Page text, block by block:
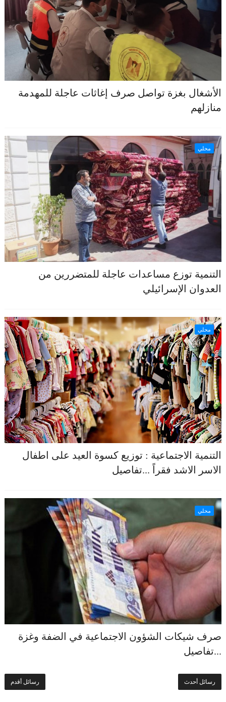
الأشغال بغزة تواصل صرف إغاثات عاجلة للمهدمة
منازلهم
محلي
التنمية توزع مساعدات عاجلة للمتضررين من
العدوان الإسرائيلي
محلي
التنمية الاجتماعية : توزيع كسوة العيد على اطفال
الاسر الاشد فقراً ...تفاصيل
محلي
صرف شيكات الشؤون الاجتماعية في الضفة وغزة
...تفاصيل
رسائل أحدث رسائل أقدم